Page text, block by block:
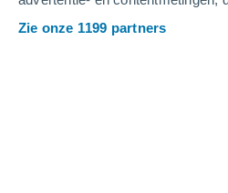
Zie onze 1199 partners